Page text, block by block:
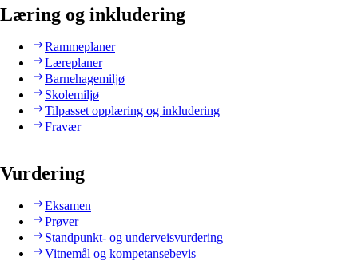
Læring og inkludering
Rammeplaner
Læreplaner
Barnehagemiljø
Skolemiljø
Tilpasset opplæring og inkludering
Fravær
Vurdering
Eksamen
Prøver
Standpunkt- og underveisvurdering
Vitnemål og kompetansebevis